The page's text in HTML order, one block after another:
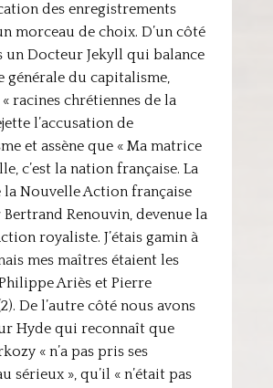
des enregistrements
morceau de choix. D’un côté
un Docteur Jekyll qui balance
générale du capitalisme,
racines chrétiennes de la
l’accusation de
et assène que « Ma matrice
c’est la nation française. La
la Nouvelle Action française
Renouvin, devenue la
royaliste. J’étais gamin à
mes maîtres étaient les
Ariès et Pierre
De l’autre côté nous avons
Hyde qui reconnaît que
« n’a pas pris ses
sérieux », qu’il « n’était pas